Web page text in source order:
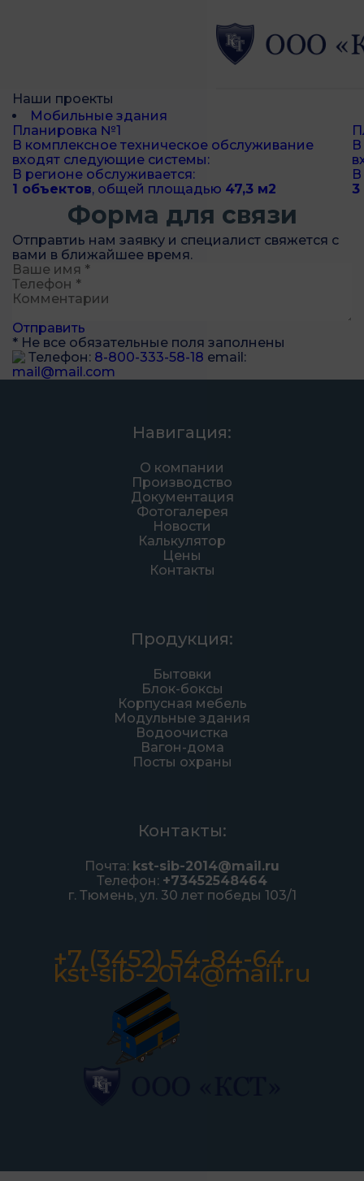
Наши проекты
Мобильные здания
Планировка №1
В комплексное техническое обслуживание
входят следующие системы:
В регионе обслуживается:
1 объектов, общей площадью 47,3 м2
В
3
Форма для связи
Отправтиь нам заявку и специалист свяжется с
вами в ближайшее время.
Отправить
* Не все обязательные поля заполнены
Телефон: 8-800-333-58-18 email:
mail@mail.com
Навигация:
О компании
Производство
Документация
Фотогалерея
Новости
Калькулятор
Цены
Контакты
Продукция:
Бытовки
Блок-боксы
Корпусная мебель
Модульные здания
Водоочистка
Вагон-дома
Посты охраны
Контакты:
Почта: kst-sib-2014@mail.ru
Телефон: +73452548464
г. Тюмень, ул. 30 лет победы 103/1
+7 (3452) 54-84-64
kst-sib-2014@mail.ru